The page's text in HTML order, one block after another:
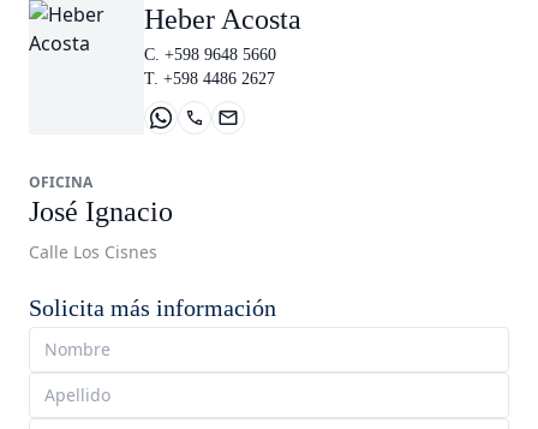
Heber Acosta
C. +598 9648 5660
T. +598 4486 2627
OFICINA
José Ignacio
Calle Los Cisnes
Solicita más información